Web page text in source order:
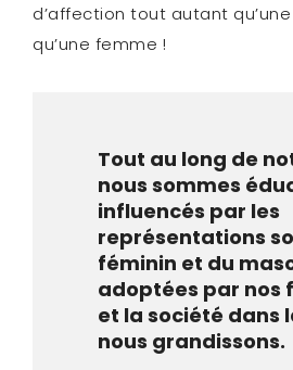
d’affection tout autant
qu’une femme !
Tout au long de
nous sommes
influencés par les
représentations
féminin et du
adoptées par nos
et la société dans
nous grandissons.